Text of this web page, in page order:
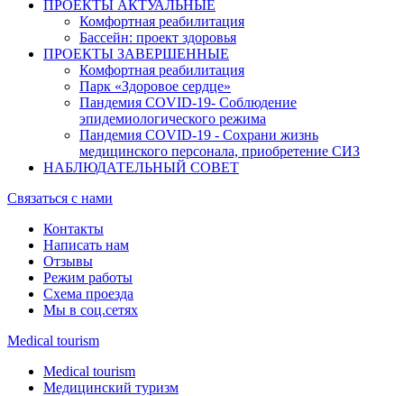
ПРОЕКТЫ АКТУАЛЬНЫЕ
Комфортная реабилитация
Бассейн: проект здоровья
ПРОЕКТЫ ЗАВЕРШЕННЫЕ
Комфортная реабилитация
Парк «Здоровое сердце»
Пандемия COVID-19- Cоблюдение
эпидемиологического режима
Пандемия COVID-19 - Сохрани жизнь
медицинского персонала, приобретение СИЗ
НАБЛЮДАТЕЛЬНЫЙ СОВЕТ
Связаться с нами
Контакты
Написать нам
Отзывы
Режим работы
Схема проезда
Мы в соц.сетях
Medical tourism
Medical tourism
Медицинский туризм